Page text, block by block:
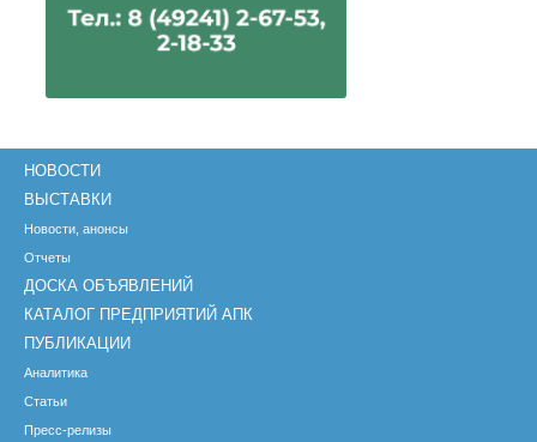
НОВОСТИ
ВЫСТАВКИ
Новости, анонсы
Отчеты
ДОСКА ОБЪЯВЛЕНИЙ
КАТАЛОГ ПРЕДПРИЯТИЙ АПК
ПУБЛИКАЦИИ
Аналитика
Статьи
Пресс-релизы